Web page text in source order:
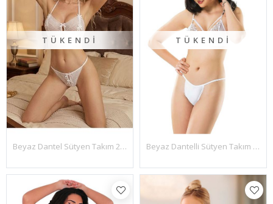
TÜKENDI
Beyaz Dantel Sütyen Takım 2' Li - 6527
TÜKENDI
Beyaz Dantelli Sütyen Takım - 6590